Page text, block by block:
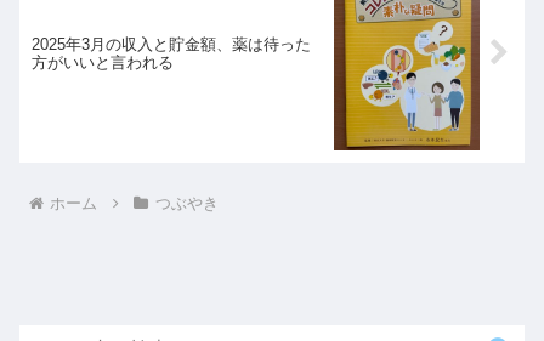
2025年3月の収入と貯金額、薬は待った
方がいいと言われる
ホーム つぶやき